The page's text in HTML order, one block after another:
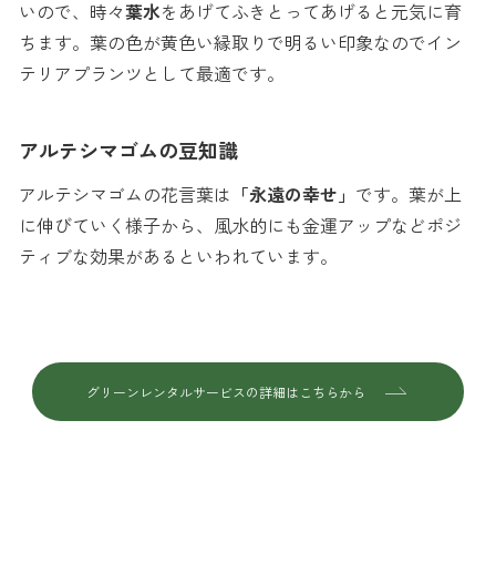
いので、時々葉水をあげてふきとってあげると元気に育
ちます。葉の色が黄色い縁取りで明るい印象なのでイン
テリアプランツとして最適です。
アルテシマゴムの豆知識
アルテシマゴムの花言葉は 「永遠の幸せ」 です。葉が上
に伸びていく様子から、風水的にも金運アップなどポジ
ティブな効果があるといわれています。
グリーンレンタルサービスの詳細はこちらから